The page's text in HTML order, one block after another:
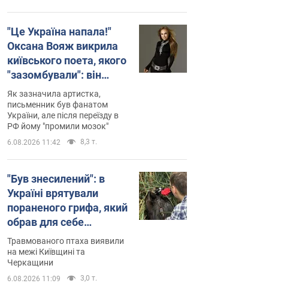
"Це Україна напала!"
Оксана Вояж викрила
київського поета, якого
"зазомбували": він
навіть російської не
знав, а тепер хоче
геноциду українців
Як зазначила артистка,
письменник був фанатом
України, але після переїзду в
РФ йому "промили мозок"
6.08.2026 11:42 8,3 т.
"Був знесилений": в
Україні врятували
пораненого грифа, який
обрав для себе
нетиповий маршрут.
Фото
Травмованого птаха виявили
на межі Київщині та
Черкащини
6.08.2026 11:09 3,0 т.